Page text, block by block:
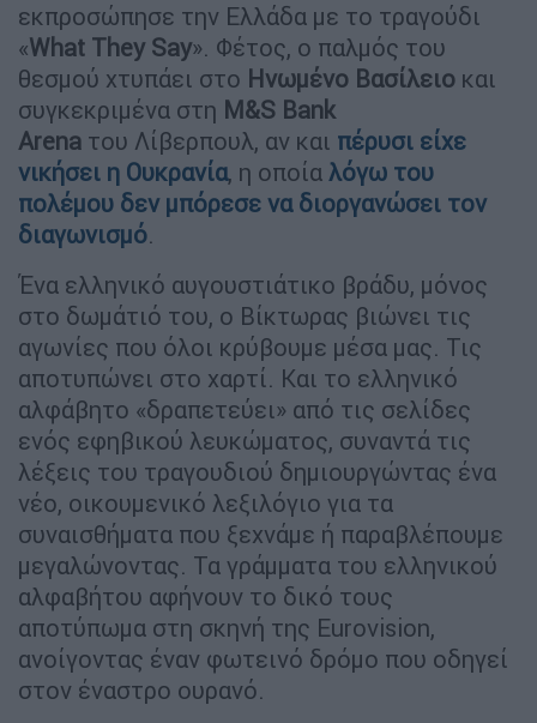
εκπροσώπησε την Ελλάδα με το τραγούδι
«What They Say». Φέτος, ο παλμός του
θεσμού χτυπάει στο Ηνωμένο Βασίλειο και
συγκεκριμένα στη Μ&S Bank
Arena του Λίβερπουλ, αν και πέρυσι είχε
νικήσει η Ουκρανία, η οποία λόγω του
πολέμου δεν μπόρεσε να διοργανώσει τον
διαγωνισμό.
Ένα ελληνικό αυγουστιάτικο βράδυ, μόνος
στο δωμάτιό του, ο Βίκτωρας βιώνει τις
αγωνίες που όλοι κρύβουμε μέσα μας. Τις
αποτυπώνει στο χαρτί. Και το ελληνικό
αλφάβητο «δραπετεύει» από τις σελίδες
ενός εφηβικού λευκώματος, συναντά τις
λέξεις του τραγουδιού δημιουργώντας ένα
νέο, οικουμενικό λεξιλόγιο για τα
συναισθήματα που ξεχνάμε ή παραβλέπουμε
μεγαλώνοντας. Τα γράμματα του ελληνικού
αλφαβήτου αφήνουν το δικό τους
αποτύπωμα στη σκηνή της Eurovision,
ανοίγοντας έναν φωτεινό δρόμο που οδηγεί
στον έναστρο ουρανό.